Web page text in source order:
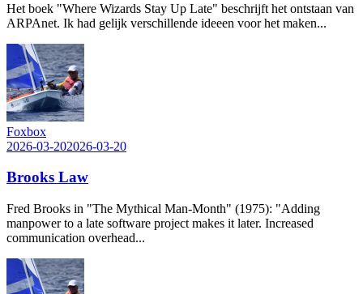
Het boek "Where Wizards Stay Up Late" beschrijft het ontstaan van
ARPAnet. Ik had gelijk verschillende ideeen voor het maken...
Foxbox
2026-03-202026-03-20
Brooks Law
Fred Brooks in "The Mythical Man-Month" (1975): "Adding
manpower to a late software project makes it later. Increased
communication overhead...